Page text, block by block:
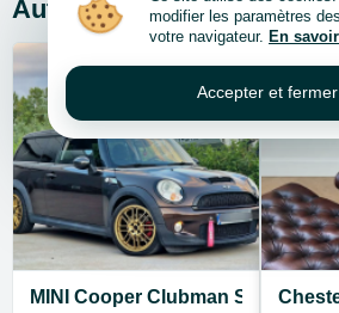
Autres annonces de
MINI Cooper Clubman S
modifier les paramètres
votre navigateur. En
Accepter et fermer